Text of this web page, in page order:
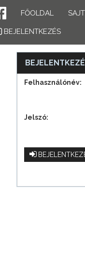
FŐOLDAL
BEJELENTKEZÉS
Felhasználónév:
Jelszó: